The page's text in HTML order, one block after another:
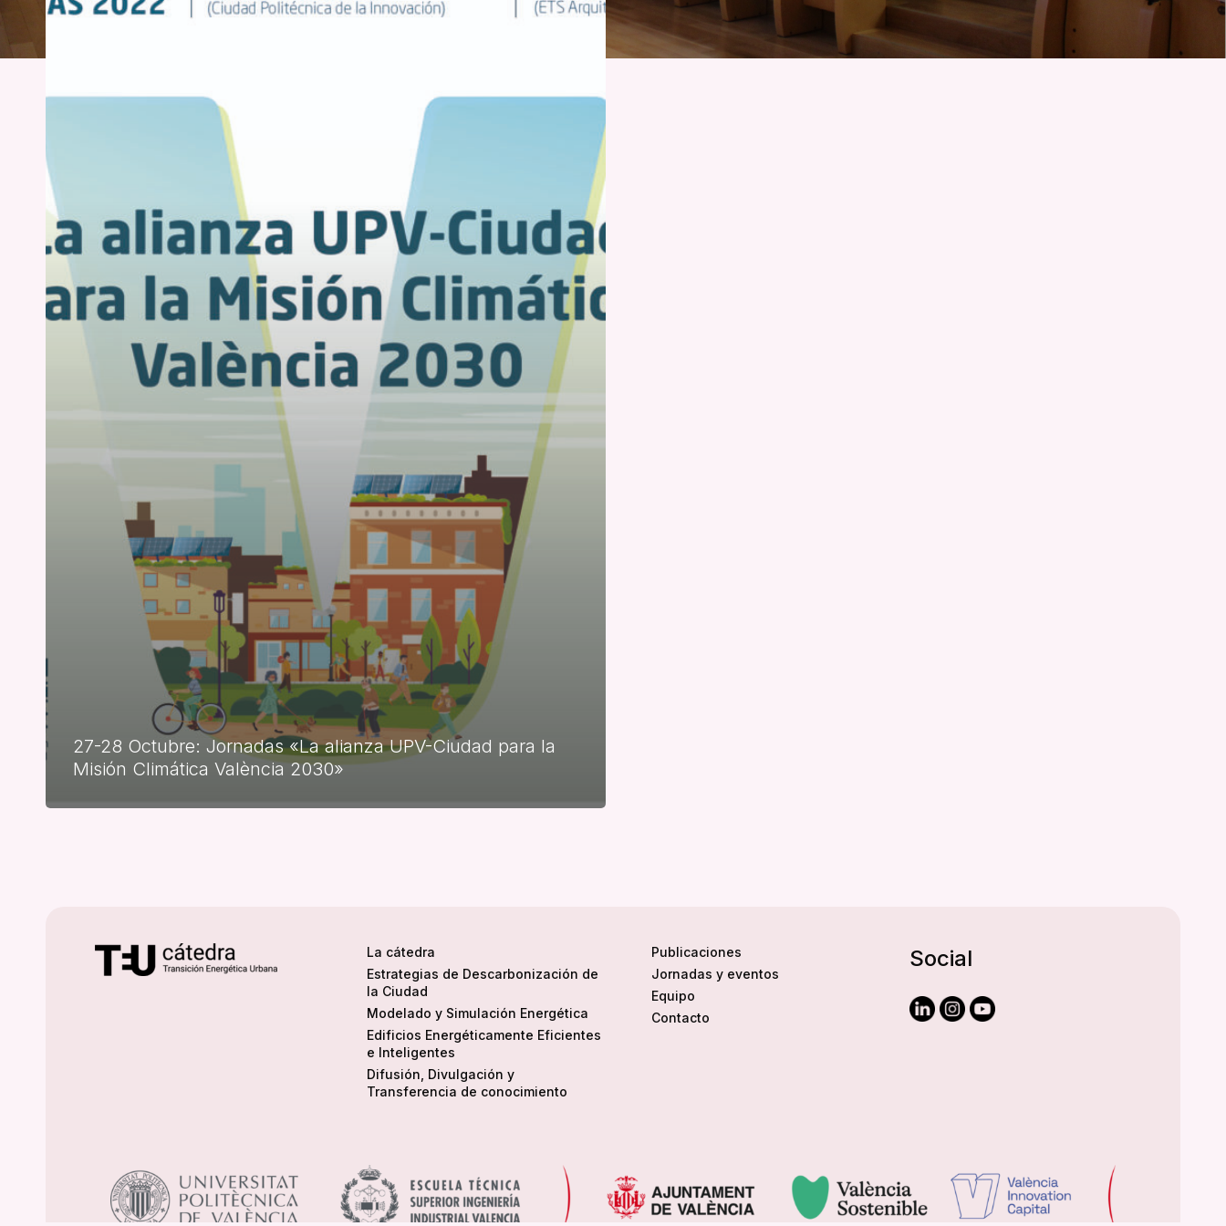
27-28 Octubre: Jornadas «La alianza UPV-Ciudad para la
Misión Climática València 2030»
La cátedra
Estrategias de Descarbonización de
la Ciudad
Modelado y Simulación Energética
Edificios Energéticamente Eficientes
e Inteligentes
Difusión, Divulgación y
Transferencia de conocimiento
Publicaciones
Jornadas y eventos
Equipo
Contacto
Social
Utilizamos cookies para ofrecerte la mejor experiencia en nuestra web.
Puedes aprender más sobre qué cookies utilizamos o desactivarlas en losajustes Aceptar